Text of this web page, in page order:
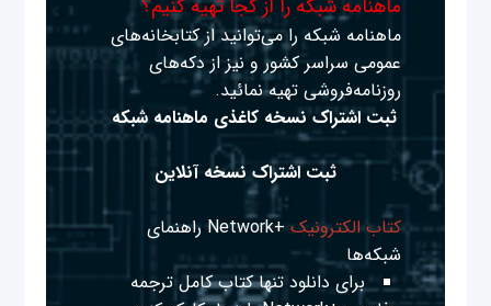
ماهنامه شبکه را از کجا تهیه کنیم؟
ماهنامه شبکه را می‌توانید از کتابخانه‌های
عمومی سراسر کشور و نیز از دکه‌های
روزنامه‌فروشی تهیه نمائید.
ثبت اشتراک نسخه کاغذی ماهنامه شبکه
ثبت اشتراک نسخه آنلاین
کتاب الکترونیک
+Network راهنمای
شبکه‌ها
برای دانلود تنها کتاب کامل ترجمه